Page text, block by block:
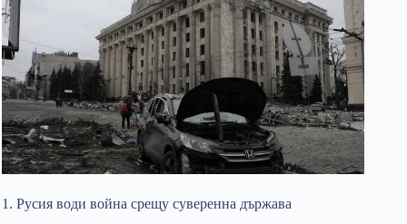
1. Русия води война срещу суверенна държава